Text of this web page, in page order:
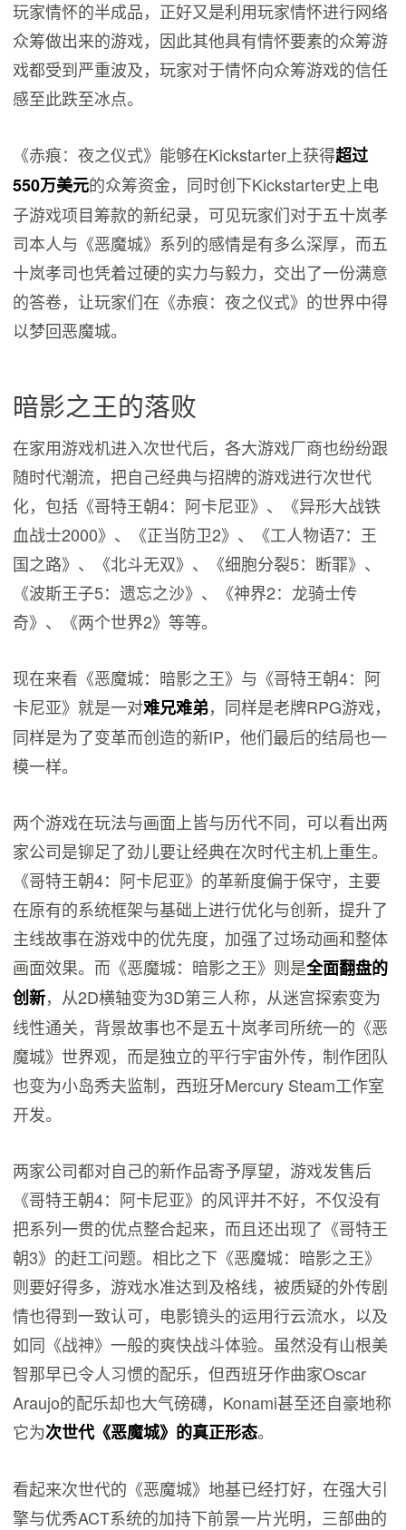
玩家情怀的半成品，正好又是利用玩家情怀进行网络
众筹做出来的游戏，因此其他具有情怀要素的众筹游
戏都受到严重波及，玩家对于情怀向众筹游戏的信任
感至此跌至冰点。
《赤痕：夜之仪式》能够在Kickstarter上获得超过
550万美元的众筹资金，同时创下Kickstarter史上电
子游戏项目筹款的新纪录，可见玩家们对于五十岚孝
司本人与《恶魔城》系列的感情是有多么深厚，而五
十岚孝司也凭着过硬的实力与毅力，交出了一份满意
的答卷，让玩家们在《赤痕：夜之仪式》的世界中得
以梦回恶魔城。
暗影之王的落败
在家用游戏机进入次世代后，各大游戏厂商也纷纷跟
随时代潮流，把自己经典与招牌的游戏进行次世代
化，包括《哥特王朝4：阿卡尼亚》、《异形大战铁
血战士2000》、《正当防卫2》、《工人物语7：王
国之路》、《北斗无双》、《细胞分裂5：断罪》、
《波斯王子5：遗忘之沙》、《神界2：龙骑士传
奇》、《两个世界2》等等。
现在来看《恶魔城：暗影之王》与《哥特王朝4：阿
卡尼亚》就是一对难兄难弟，同样是老牌RPG游戏，
同样是为了变革而创造的新IP，他们最后的结局也一
模一样。
两个游戏在玩法与画面上皆与历代不同，可以看出两
家公司是铆足了劲儿要让经典在次时代主机上重生。
《哥特王朝4：阿卡尼亚》的革新度偏于保守，主要
在原有的系统框架与基础上进行优化与创新，提升了
主线故事在游戏中的优先度，加强了过场动画和整体
画面效果。而《恶魔城：暗影之王》则是全面翻盘的
创新，从2D横轴变为3D第三人称，从迷宫探索变为
线性通关，背景故事也不是五十岚孝司所统一的《恶
魔城》世界观，而是独立的平行宇宙外传，制作团队
也变为小岛秀夫监制，西班牙Mercury Steam工作室
开发。
两家公司都对自己的新作品寄予厚望，游戏发售后
《哥特王朝4：阿卡尼亚》的风评并不好，不仅没有
把系列一贯的优点整合起来，而且还出现了《哥特王
朝3》的赶工问题。相比之下《恶魔城：暗影之王》
则要好得多，游戏水准达到及格线，被质疑的外传剧
情也得到一致认可，电影镜头的运用行云流水，以及
如同《战神》一般的爽快战斗体验。虽然没有山根美
智那早已令人习惯的配乐，但西班牙作曲家Oscar
Araujo的配乐却也大气磅礴，Konami甚至还自豪地称
它为次世代《恶魔城》的真正形态。
看起来次世代的《恶魔城》地基已经打好，在强大引
擎与优秀ACT系统的加持下前景一片光明，三部曲的